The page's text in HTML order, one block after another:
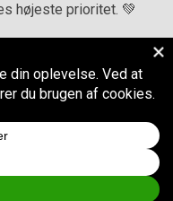
højeste prioritet. 💚
og privatlivspolitik